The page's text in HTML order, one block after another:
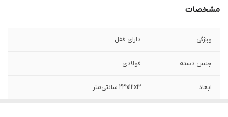
مشخصات
ویژگی دارای قفل
جنس دسته فولادی
ابعاد 23x12x3 سانتی‌متر